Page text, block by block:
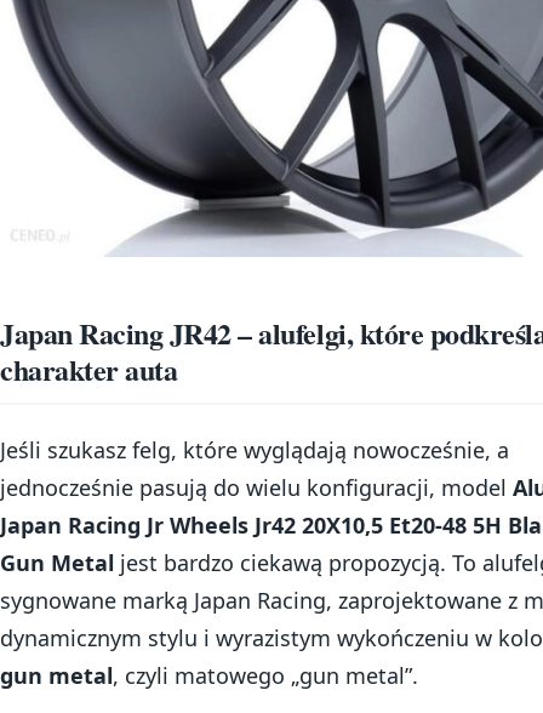
Japan Racing JR42 – alufelgi, które
charakter auta
Jeśli szukasz felg, które wyglądają nowocześnie, a
jednocześnie pasują do wielu konfiguracji, model
Japan Racing Jr Wheels Jr42 20X10,5 Et20-48 5H
Gun Metal jest bardzo ciekawą propozycją. To
sygnowane marką Japan Racing, zaprojektowane z
dynamicznym stylu i wyrazistym wykończeniu w
gun metal, czyli matowego „gun metal”.